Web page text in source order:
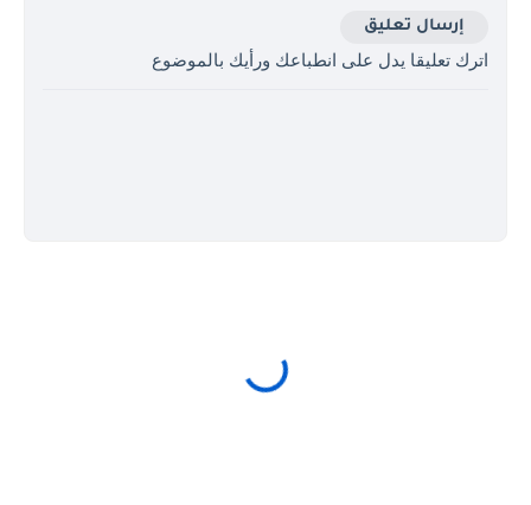
إرسال تعليق
اترك تعليقا يدل على انطباعك ورأيك بالموضوع